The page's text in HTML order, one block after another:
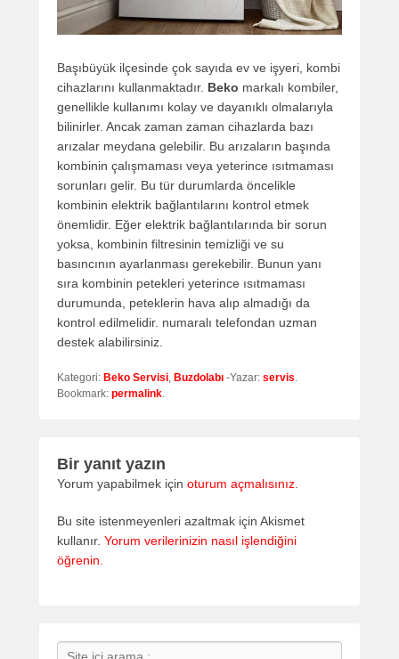
Başıbüyük ilçesinde çok sayıda ev ve işyeri, kombi
cihazlarını kullanmaktadır. Beko markalı kombiler,
genellikle kullanımı kolay ve dayanıklı olmalarıyla
bilinirler. Ancak zaman zaman cihazlarda bazı
arızalar meydana gelebilir. Bu arızaların başında
kombinin çalışmaması veya yeterince ısıtmaması
sorunları gelir. Bu tür durumlarda öncelikle
kombinin elektrik bağlantılarını kontrol etmek
önemlidir. Eğer elektrik bağlantılarında bir sorun
yoksa, kombinin filtresinin temizliği ve su
basıncının ayarlanması gerekebilir. Bunun yanı
sıra kombinin petekleri yeterince ısıtmaması
durumunda, peteklerin hava alıp almadığı da
kontrol edilmelidir. numaralı telefondan uzman
destek alabilirsiniz.
Kategori: Beko Servisi Buzdolabı -Yazar: servis
Bookmark: permalink
Bir yanıt yazın
Yorum yapabilmek için oturum açmalısınız
Bu site istenmeyenleri azaltmak için Akismet
kullanır. Yorum verilerinizin nasıl işlendiğini
öğrenin.
Search